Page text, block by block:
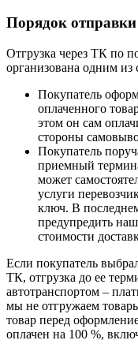
Порядок
Отгрузка через ТК по
организована одним
Покупатель
оплаченного
этом он сам
стороны
Покупатель
приемный
может
услуги
ключ. В
предупредить
стоимости
Если покупатель
ТК, отгрузка до ее
автотранспортом –
мы не отгружаем
товар перед
оплачен на 100 %,